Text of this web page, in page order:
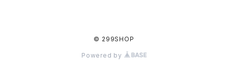
© 299SHOP
Powered by